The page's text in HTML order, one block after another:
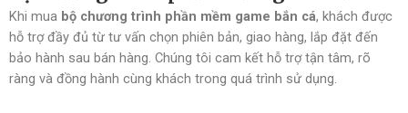
Khi mua bộ chương trình phần mềm game bắn cá, khách được
hỗ trợ đầy đủ từ tư vấn chọn phiên bản, giao hàng, lắp đặt đến
bảo hành sau bán hàng. Chúng tôi cam kết hỗ trợ tận tâm, rõ
ràng và đồng hành cùng khách trong quá trình sử dụng.